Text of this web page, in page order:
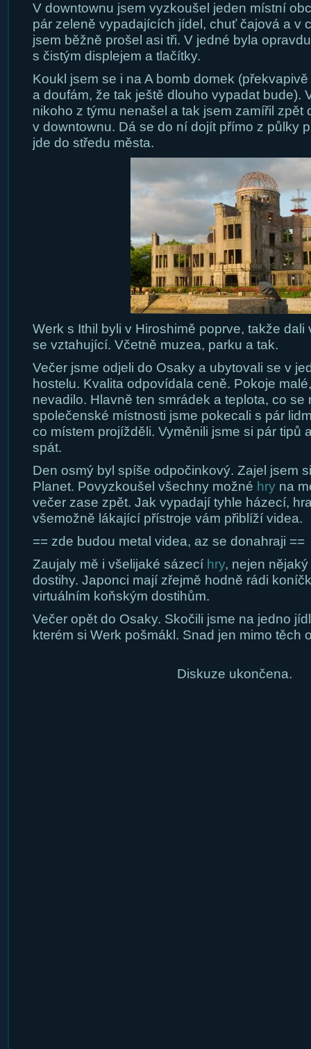
V downtownu jsem vyzkoušel jeden místní
pár zeleně vypadajících jídel, chuť čajová a v
jsem běžně prošel asi tři. V jedné byla
s čistým displejem a tlačítky.
Koukl jsem se i na A bomb domek
a doufám, že tak ještě dlouho vypadat bude).
nikoho z týmu nenašel a tak jsem zamířil zpět
v downtownu. Dá se do ní dojít přímo z půlky
jde do středu města.
Werk s Ithil byli v Hiroshimě poprve, takže
se vztahující. Včetně muzea, parku a tak.
Večer jsme odjeli do Osaky a ubytovali se v
hostelu. Kvalita odpovídala ceně. Pokoje
nevadilo. Hlavně ten smrádek a teplota, co se
společenské místnosti jsme pokecali s pár
co místem projížděli. Vyměnili jsme si pár tipů
spát.
Den osmý byl spíše odpočinkový. Zajel jsem
Planet. Povyzkoušel všechny možné hryna
večer zase zpět. Jak vypadají tyhle házecí,
všemožně lákající přístroje vám přiblíží videa.
== zde budou metal videa, az se donahraji ==
Zaujaly mě i všelijaké sázecí hry, nejen
dostihy. Japonci mají zřejmě hodně rádi
virtuálním koňským dostihům.
Večer opět do Osaky. Skočili jsme na jedno
kterém si Werk pošmákl. Snad jen mimo těch
Diskuze ukončena.